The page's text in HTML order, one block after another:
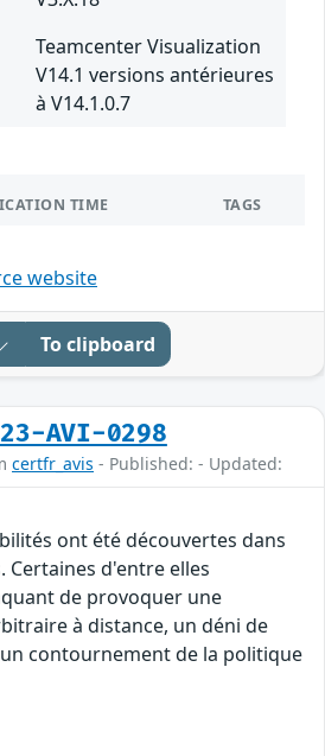
Teamcenter Visualization
V14.1 versions antérieures
à V14.1.0.7
TIME TAGS
website
To clipboard
AVI-0298
certfr_avis - Published: - Updated:
ont été découvertes dans
Certaines d'entre elles
de provoquer une
à distance, un déni de
contournement de la politique